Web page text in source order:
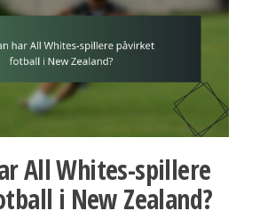
All Whites-spillere
i New Zealand?